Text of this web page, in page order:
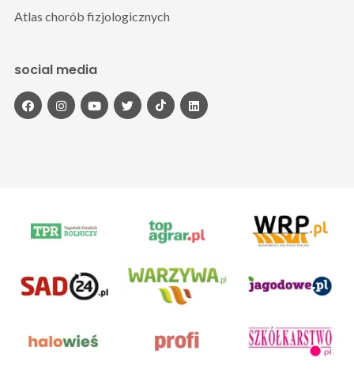
Atlas chorób fizjologicznych
social media